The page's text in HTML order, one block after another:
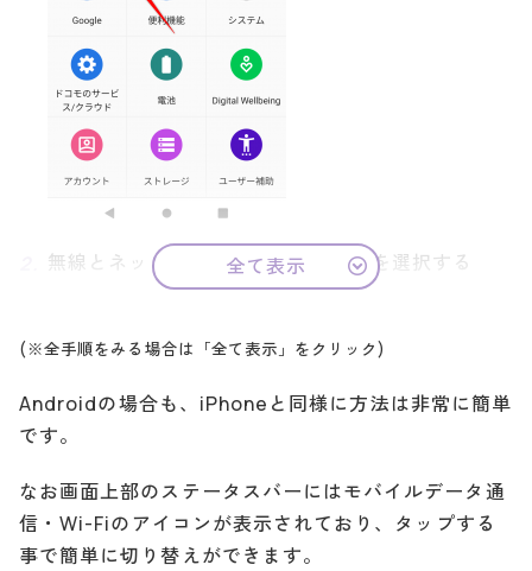
無線とネットワークのデータ使用量を選択する
全て表示
(※全手順をみる場合は「全て表示」をクリック)
Androidの場合も、iPhoneと同様に方法は非常に簡単
です。
なお画面上部のステータスバーにはモバイルデータ通
信・Wi-Fiのアイコンが表示されており、タップする
事で簡単に切り替えができます。